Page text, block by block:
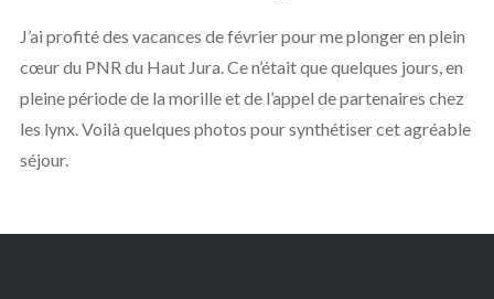
J’ai profité des vacances de février pour me plonger en plein
cœur du PNR du Haut Jura. Ce n’était que quelques jours, en
pleine période de la morille et de l’appel de partenaires chez
les lynx. Voilà quelques photos pour synthétiser cet agréable
séjour.